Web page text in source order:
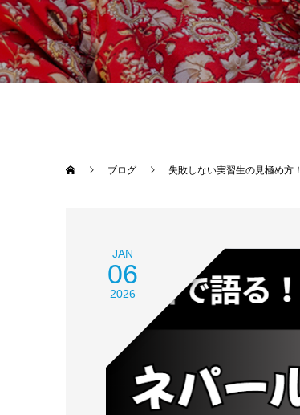
ブログ 失敗しない実習生の見極め方！
JAN
06
2026